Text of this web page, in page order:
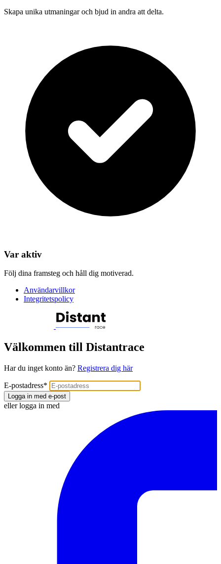
Skapa unika utmaningar och bjud in andra att delta.
Var aktiv
Följ dina framsteg och håll dig motiverad.
Användarvillkor
Integritetspolicy
Välkommen till Distantrace
Har du inget konto än? Registrera dig här
E-postadress*
Logga in med e-post
eller logga in med